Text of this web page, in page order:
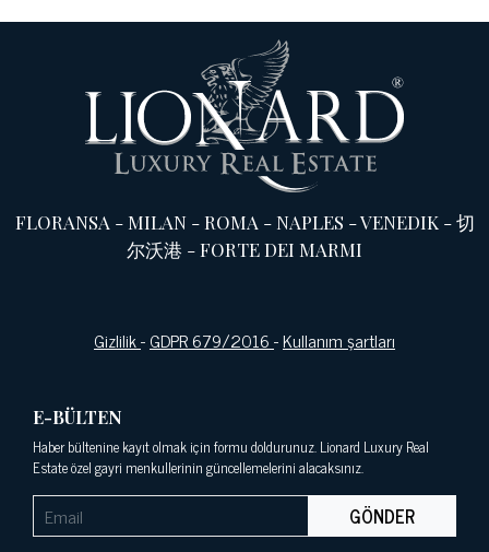
FLORANSA -MILAN-ROMA -NAPLES -VENEDIK-切
尔沃港 -FORTE DEI MARMI
Gizlilik-GDPR 679/2016-Kullanım şartları
E-BÜLTEN
Haber bültenine kayıt olmak için formu doldurunuz. Lionard Luxury Real
Estate özel gayri menkullerinin güncellemelerini alacaksınız.
GÖNDER